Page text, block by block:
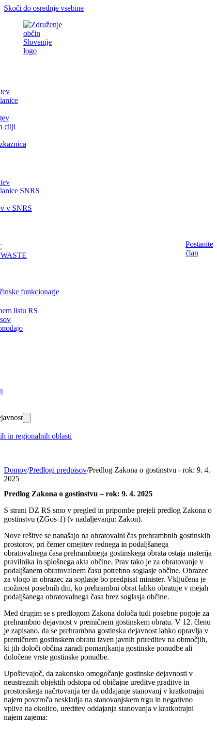
Skoči do osrednje vsebine
cilji
SNRS
v SNRS
funkcionarje
listu RS
in regionalnih oblasti
Postanite
član
Domov/Predlogi predpisov/Predlog Zakona o gostinstvu - rok: 9. 4.
2025
Predlog Zakona o gostinstvu – rok: 9. 4. 2025
S strani DZ RS smo v pregled in pripombe prejeli predlog Zakona o
gostinstvu (ZGos-1) (v nadaljevanju: Zakon).
Nove rešitve se nanašajo na obratovalni čas prehrambnih gostinskih
prostorov, pri čemer omejitev rednega in podaljšanega
obratovalnega časa prehrambnega gostinskega obrata ostaja materija
pravilnika in splošnega akta občine. Prav tako je za obratovanje v
podaljšanem obratovalnem času potrebno soglasje občine. Obrazec
za vlogo in obrazec za soglasje bo predpisal minister. Vključena je
možnost posebnih dni, ko prehrambni obrat lahko obratuje v mejah
podaljšanega obratovalnega časa brez soglasja občine.
Med drugim se s predlogom Zakona določa tudi posebne pogoje za
prehrambno dejavnost v premičnem gostinskem obratu. V 12. členu
je zapisano, da se prehrambna gostinska dejavnost lahko opravlja v
premičnem gostinskem obratu izven javnih prireditev na območjih,
ki jih določi občina zaradi pomanjkanja gostinske ponudbe ali
določene vrste gostinske ponudbe.
Upoštevajoč, da zakonsko omogočanje gostinske dejavnosti v
neustreznih objektih odstopa od običajne ureditve graditve in
prostorskega načrtovanja ter da oddajanje stanovanj v kratkotrajni
najem povzroča neskladja na stanovanjskem trgu in negativno
vpliva na okolico, ureditev oddajanja stanovanja v kratkotrajni
najem zajema: